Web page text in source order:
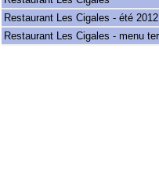
Restaurant Les Cigales - été 2012
Restaurant Les Cigales - menu